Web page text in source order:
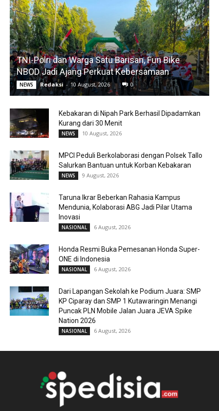
TNI-Polri dan Warga Satu Barisan, Fun Bike
NBOD Jadi Ajang Perkuat Kebersamaan
NEWS Redaksi - 10 August, 2026 0
Kebakaran di Nipah Park Berhasil Dipadamkan
Kurang dari 30 Menit
NEWS 10 August, 2026
MPCI Peduli Berkolaborasi dengan Polsek Tallo
Salurkan Bantuan untuk Korban Kebakaran
NEWS 9 August, 2026
Taruna Ikrar Beberkan Rahasia Kampus
Mendunia, Kolaborasi ABG Jadi Pilar Utama
Inovasi
NASIONAL 6 August, 2026
Honda Resmi Buka Pemesanan Honda Super-
ONE di Indonesia
NASIONAL 6 August, 2026
Dari Lapangan Sekolah ke Podium Juara: SMP
KP Ciparay dan SMP 1 Kutawaringin Menangi
Puncak PLN Mobile Jalan Juara JEVA Spike
Nation 2026
NASIONAL 6 August, 2026